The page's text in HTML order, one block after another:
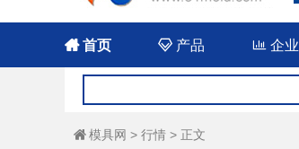
首页  产品 企业
 模具网 > 行情 > 正文